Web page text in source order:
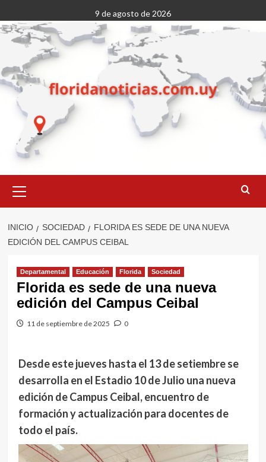
al
contenido
9 de agosto de 2026
primario
INICIO SOCIEDAD
FLORIDA ES SEDE DE UNA NUEVA
EDICIÓN DEL CAMPUS CEIBAL
Departamental Educación Florida Sociedad
Florida es sede de una nueva
edición del Campus Ceibal
11 de septiembre de 2025 0
Desde este jueves hasta el 13 de setiembre se
desarrolla en el Estadio 10 de Julio una nueva
edición de Campus Ceibal, encuentro de
formación y actualización para docentes de
todo el país.